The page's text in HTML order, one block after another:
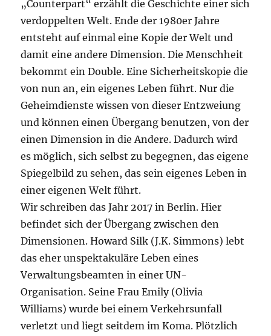
„Counterpart“ erzählt die Geschichte einer sich
verdoppelten Welt. Ende der 1980er Jahre
entsteht auf einmal eine Kopie der Welt und
damit eine andere Dimension. Die Menschheit
bekommt ein Double. Eine Sicherheitskopie die
von nun an, ein eigenes Leben führt. Nur die
Geheimdienste wissen von dieser Entzweiung
und können einen Übergang benutzen, von der
einen Dimension in die Andere. Dadurch wird
es möglich, sich selbst zu begegnen, das eigene
Spiegelbild zu sehen, das sein eigenes Leben in
einer eigenen Welt führt.
Wir schreiben das Jahr 2017 in Berlin. Hier
befindet sich der Übergang zwischen den
Dimensionen. Howard Silk (J.K. Simmons) lebt
das eher unspektakuläre Leben eines
Verwaltungsbeamten in einer UN-
Organisation. Seine Frau Emily (Olivia
Williams) wurde bei einem Verkehrsunfall
verletzt und liegt seitdem im Koma. Plötzlich